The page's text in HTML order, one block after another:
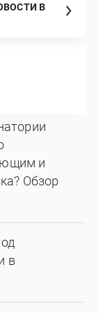
В
и
Обзор
в